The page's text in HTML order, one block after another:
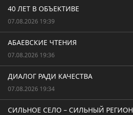
40 ЛЕТ В ОБЪЕКТИВЕ
07.08.2026 19:39
АБАЕВСКИЕ ЧТЕНИЯ
07.08.2026 19:36
ДИАЛОГ РАДИ КАЧЕСТВА
07.08.2026 19:34
СИЛЬНОЕ СЕЛО – СИЛЬНЫЙ РЕГИОН